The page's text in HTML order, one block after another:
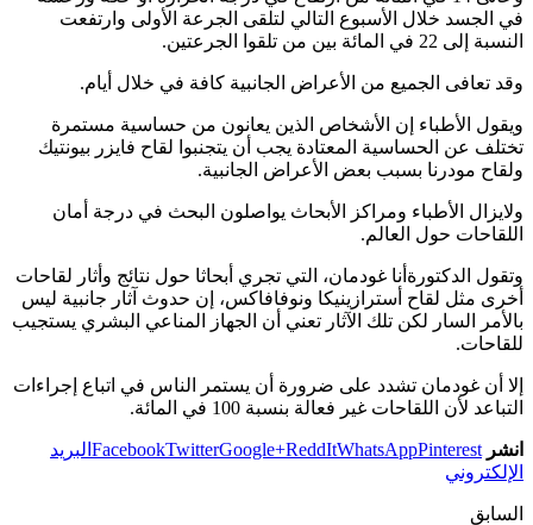
في الجسد خلال الأسبوع التالي لتلقى الجرعة الأولى وارتفعت
النسبة إلى 22 في المائة بين من تلقوا الجرعتين.
وقد تعافى الجميع من الأعراض الجانبية كافة في خلال أيام.
ويقول الأطباء إن الأشخاص الذين يعانون من حساسية مستمرة
تختلف عن الحساسية المعتادة يجب أن يتجنبوا لقاح فايزر بيونتيك
ولقاح مودرنا بسبب بعض الأعراض الجانبية.
ولايزال الأطباء ومراكز الأبحاث يواصلون البحث في درجة أمان
اللقاحات حول العالم.
وتقول الدكتورةأنا غودمان، التي تجري أبحاثا حول نتائج وأثار لقاحات
أخرى مثل لقاح أسترازينيكا ونوفافاكس، إن حدوث آثار جانبية ليس
بالأمر السار لكن تلك الآثار تعني أن الجهاز المناعي البشري يستجيب
للقاحات.
إلا أن غودمان تشدد على ضرورة أن يستمر الناس في اتباع إجراءات
التباعد لأن اللقاحات غير فعالة بنسبة 100 في المائة.
انشر FacebookTwitterGoogle+ReddItWhatsAppPinterest
البريد
الإلكتروني
السابق